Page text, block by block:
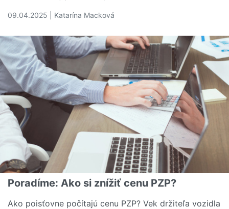
09.04.2025 | Katarína Macková
Poradíme: Ako si znížiť cenu PZP?
Ako poisťovne počítajú cenu PZP? Vek držiteľa vozidla